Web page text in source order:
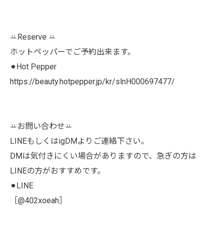
ꕁReserve ꕁ
ホットペッパーでご予約出来ます。
⚫︎Hot Pepper
https://beauty.hotpepper.jp/kr/slnH000697477/
ꕁお問い合わせꕁ
LINEもしくはigDMよりご連絡下さい。
DMは気付きにくい場合がありますので、急ぎの方は
LINEの方がおすすめです。
⚫︎LINE
［@402xoeah］